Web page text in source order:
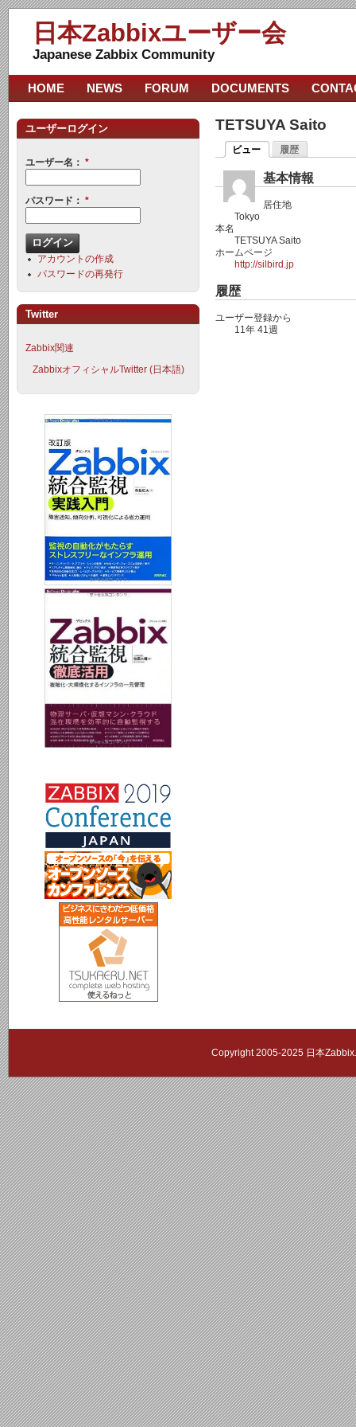
日本Zabbixユーザー会
Japanese Zabbix Community
TETSUYA Saito
ビュー 履歴
基本情報
居住地
Tokyo
本名
TETSUYA Saito
ホームページ
http://silbird.jp
履歴
ユーザー登録から
11年 41週
HOME NEWS FORUM DOCUMENTS
ユーザーログイン
ユーザー名： *
パスワード： *
アカウントの作成
パスワードの再発行
Twitter
Zabbix関連
ZabbixオフィシャルTwitter (日本語)
Copyright 2005-2025 日本